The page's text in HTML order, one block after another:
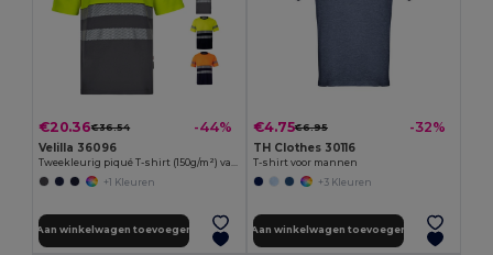
€20.36€36.54 -44%
Velilla 36096
+1 Kleuren
Aan winkelwagen toevoegen
€4.75€6.95 -32%
TH Clothes 30116
T-shirt voor mannen
+3 Kleuren
Aan winkelwagen toevoegen